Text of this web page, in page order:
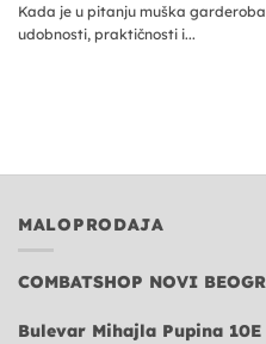
Kada je u pitanju muška
udobnosti, praktičnosti i...
MALOPRODAJA
COMBATSHOP NOVI
Bulevar Mihajla Pupina